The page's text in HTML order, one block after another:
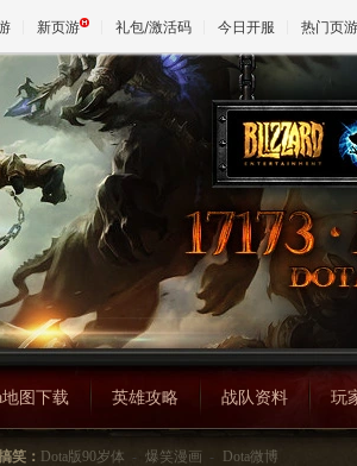
新页游 礼包/激活码 今日开服 热门页游
魔兽
天
王权与
地图下载 英雄攻略 战队资料 玩
笑： Dota版90岁体 - 爆笑漫画 - Dota微博